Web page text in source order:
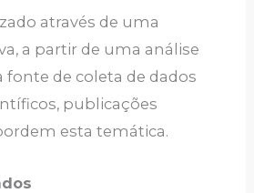
através de uma
a partir de uma análise
de coleta de dados
publicações
esta temática.